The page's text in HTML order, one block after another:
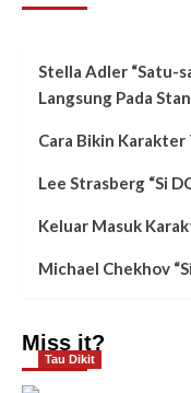
Stella Adler “Satu-
Langsung Pada
Cara Bikin Karakter
Lee Strasberg “Si
Keluar Masuk
Michael Chekhov
Miss it?
Tau Dikit